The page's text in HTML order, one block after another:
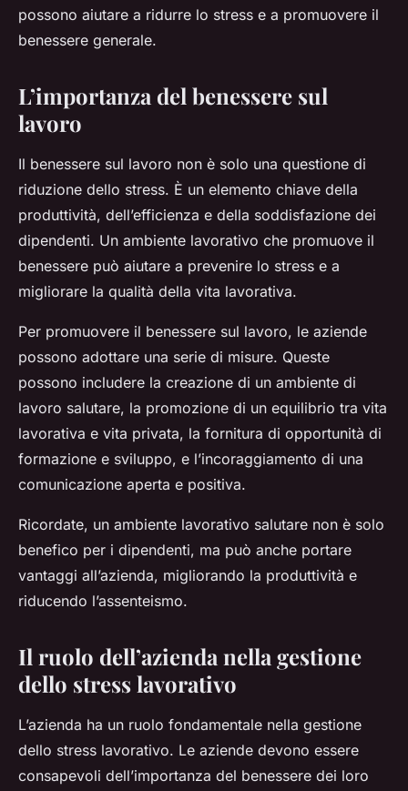
possono aiutare a ridurre lo stress e a promuovere il
benessere generale.
L’importanza del benessere sul
lavoro
Il benessere sul lavoro non è solo una questione di
riduzione dello stress. È un elemento chiave della
produttività, dell’efficienza e della soddisfazione dei
dipendenti. Un ambiente lavorativo che promuove il
benessere può aiutare a prevenire lo stress e a
migliorare la qualità della vita lavorativa.
Per promuovere il benessere sul lavoro, le aziende
possono adottare una serie di misure. Queste
possono includere la creazione di un ambiente di
lavoro salutare, la promozione di un equilibrio tra vita
lavorativa e vita privata, la fornitura di opportunità di
formazione e sviluppo, e l’incoraggiamento di una
comunicazione aperta e positiva.
Ricordate, un ambiente lavorativo salutare non è solo
benefico per i dipendenti, ma può anche portare
vantaggi all’azienda, migliorando la produttività e
riducendo l’assenteismo.
Il ruolo dell’azienda nella gestione
dello stress lavorativo
L’azienda ha un ruolo fondamentale nella gestione
dello stress lavorativo. Le aziende devono essere
consapevoli dell’importanza del benessere dei loro